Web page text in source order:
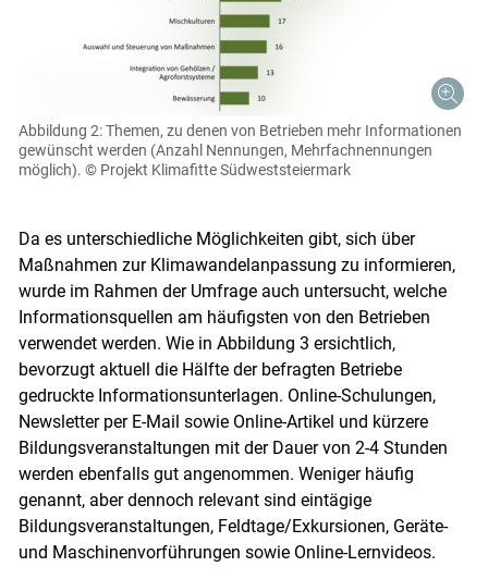
Abbildung 2: Themen, zu denen von Betrieben mehr Informationen
gewünscht werden (Anzahl Nennungen, Mehrfachnennungen
möglich). © Projekt Klimafitte Südweststeiermark
Da es unterschiedliche Möglichkeiten gibt, sich über
Maßnahmen zur Klimawandelanpassung zu informieren,
wurde im Rahmen der Umfrage auch untersucht, welche
Informationsquellen am häufigsten von den Betrieben
verwendet werden. Wie in Abbildung 3 ersichtlich,
bevorzugt aktuell die Hälfte der befragten Betriebe
gedruckte Informationsunterlagen. Online-Schulungen,
Newsletter per E-Mail sowie Online-Artikel und kürzere
Bildungsveranstaltungen mit der Dauer von 2-4 Stunden
werden ebenfalls gut angenommen. Weniger häufig
genannt, aber dennoch relevant sind eintägige
Bildungsveranstaltungen, Feldtage/Exkursionen, Geräte-
und Maschinenvorführungen sowie Online-Lernvideos.